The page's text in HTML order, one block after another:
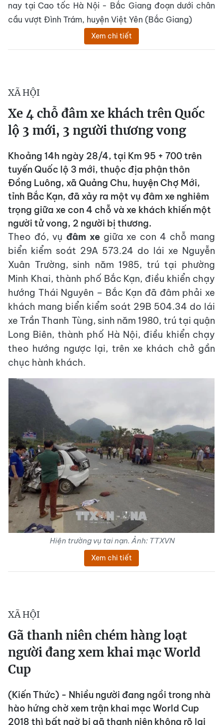
nay tại Cao tốc Hà Nội - Bắc Giang đoạn dưới chân
cầu vượt Đình Trám, huyện Việt Yên (Bắc Giang)
Xem chi tiết
XÃ HỘI
Xe 4 chỗ đâm xe khách trên Quốc
lộ 3 mới, 3 người thương vong
Khoảng 14h ngày 28/4, tại Km 95 + 700 trên
tuyến Quốc lộ 3 mới, thuộc địa phận thôn
Đồng Luông, xã Quảng Chu, huyện Chợ Mới,
tỉnh Bắc Kạn, đã xảy ra một vụ đâm xe nghiêm
trọng giữa xe con 4 chỗ và xe khách khiến một
người tử vong, 2 người bị thương.
Theo đó, vụ đâm xegiữa xe con 4 chỗ mang
biển kiểm soát 29A 573.24 do lái xe Nguyễn
Xuân Trường, sinh năm 1985, trú tại phường
Minh Khai, thành phố Bắc Kạn, điều khiển chạy
hướng Thái Nguyên – Bắc Kạn đã đâm phải xe
khách mang biển kiểm soát 29B 504.34 do lái
xe Trần Thanh Tùng, sinh năm 1980, trú tại quận
Long Biên, thành phố Hà Nội, điều khiển chạy
theo hướng ngược lại, trên xe khách chở gần
chục hành khách.
Hiện trường vụ tai nạn. Ảnh: TTXVN
Xem chi tiết
XÃ HỘI
Gã thanh niên chém hàng loạt
người đang xem khai mạc World
Cup
(Kiến Thức) - Nhiều người đang ngồi trong nhà
hào hứng chờ xem trận khai mạc World Cup
2018 thì bất ngờ bị gã thanh niên không rõ lai